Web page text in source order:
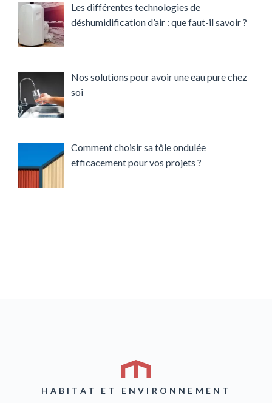
Les différentes technologies de
déshumidification d’air : que faut-il savoir ?
Nos solutions pour avoir une eau pure chez
soi
Comment choisir sa tôle ondulée
efficacement pour vos projets ?
HABITAT ET ENVIRONNEMENT